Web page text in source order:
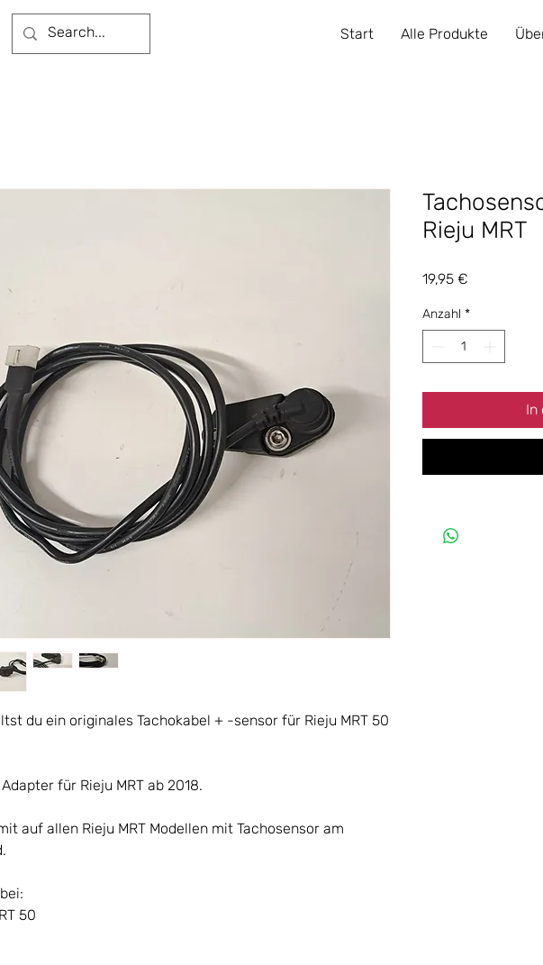
Start Alle Produkte
du ein originales Tachokabel + -sensor für Rieju MRT 50
für Rieju MRT ab 2018.
auf allen Rieju MRT Modellen mit Tachosensor am
50
Rieju MRT
19,95 €
Anzahl *
In